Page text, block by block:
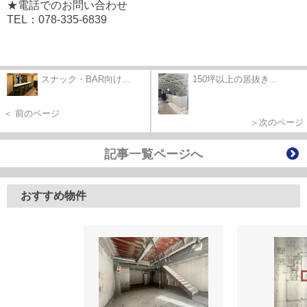
★電話でのお問い合わせ
TEL：078-335-6839
スナック・BAR向け...
＜ 前のページ
150坪以上の居抜き...
＞次のページ
記事一覧ページへ
おすすめ物件